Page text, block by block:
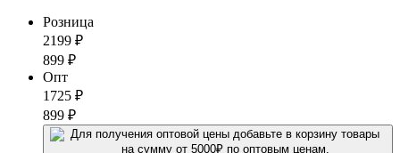
Розница
2199 ₽
899 ₽
Опт
1725 ₽
899 ₽